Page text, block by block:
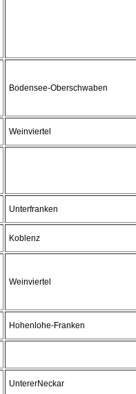
Bodensee-Oberschwaben
Weinviertel
Unterfranken
Koblenz
Weinviertel
Hohenlohe-Franken
UntererNeckar